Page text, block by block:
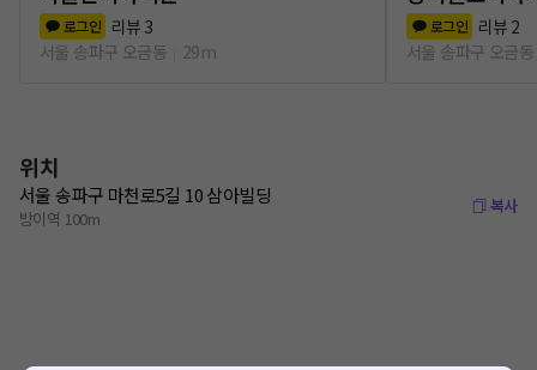
로그인 리뷰 3
서울 송파구 오금동
29m
로그인 리뷰 2
서울 송파구 오금동
위치
서울 송파구 마천로5길 10 삼아빌딩
방이역 100m
복사